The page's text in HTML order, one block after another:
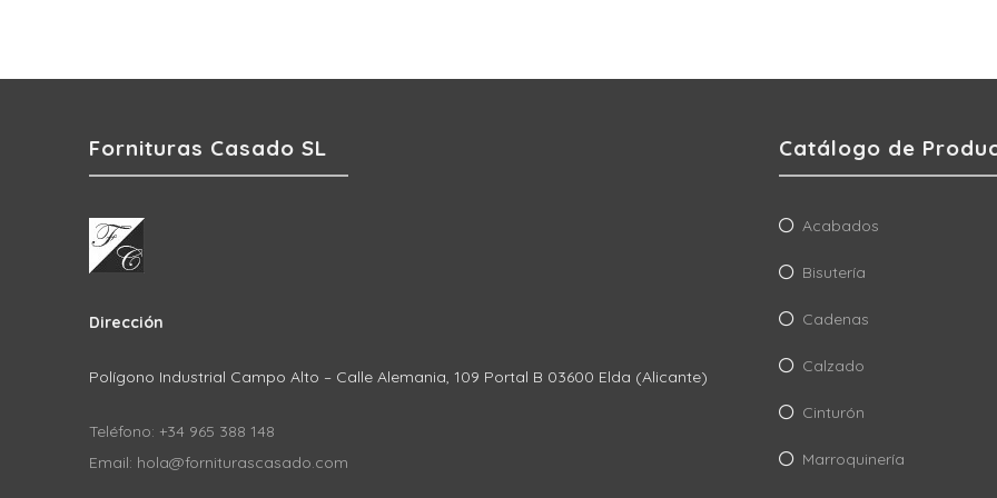
Fornituras Casado SL
Dirección
Polígono Industrial Campo Alto – Calle Alemania, 109 Portal B 03600 Elda (Alicante)
Teléfono: +34 965 388 148
Email: hola@forniturascasado.com
Catálogo de
Acabados
Bisutería
Cadenas
Calzado
Cinturón
Marroquinería